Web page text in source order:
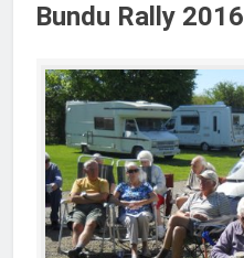
Bundu Rally 2016